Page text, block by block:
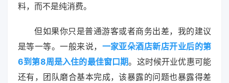
料，而不是纯消费。
但如果你只是普通游客或者商务出差，我的建议
是等一等。一般来说， 一家亚朵酒店新店开业后的第
6到第8周是入住的最佳窗口期。这时候开业优惠可能
还有，团队磨合基本完成，该暴露的问题也暴露得差